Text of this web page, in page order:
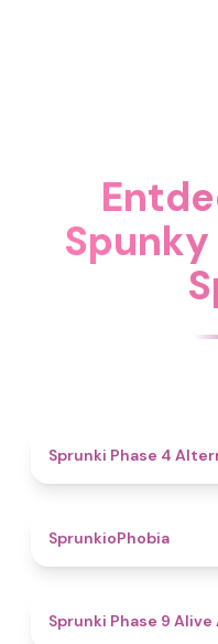
Sprunki Phase 4
SprunkioPhobia
Sprunki Phase 9